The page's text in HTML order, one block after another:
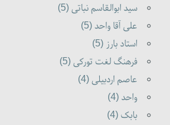
سید ابوالقاسم نباتی (5)
علی آقا واحد (5)
استاد بارز (5)
فرهنگ لغت تورکی (5)
عاصم اردبیلی (4)
واحد (4)
بابک (4)